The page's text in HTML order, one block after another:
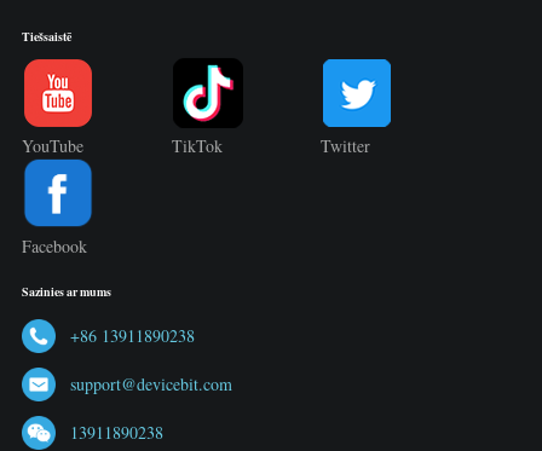
Tiešsaistē
YouTube TikTok Twitter
Facebook
Sazinies ar mums
+86 13911890238
support@devicebit.com
13911890238